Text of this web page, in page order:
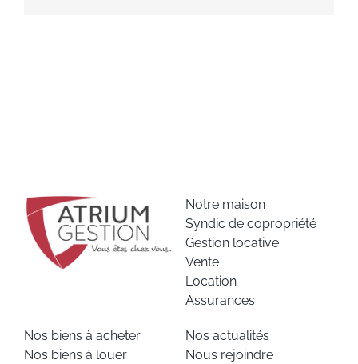
Notre maison
Syndic de copropriété
Gestion locative
Vente
Location
Assurances
Nos biens à acheter
Nos biens à louer
Nos actualités
Nous rejoindre